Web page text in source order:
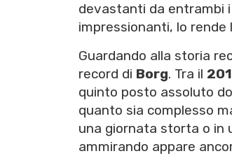
devastanti da entrambi
impressionanti, lo
Guardando alla storia
record di Borg. Tra il
quinto posto assoluto
quanto sia complesso
una giornata storta o in
ammirando appare